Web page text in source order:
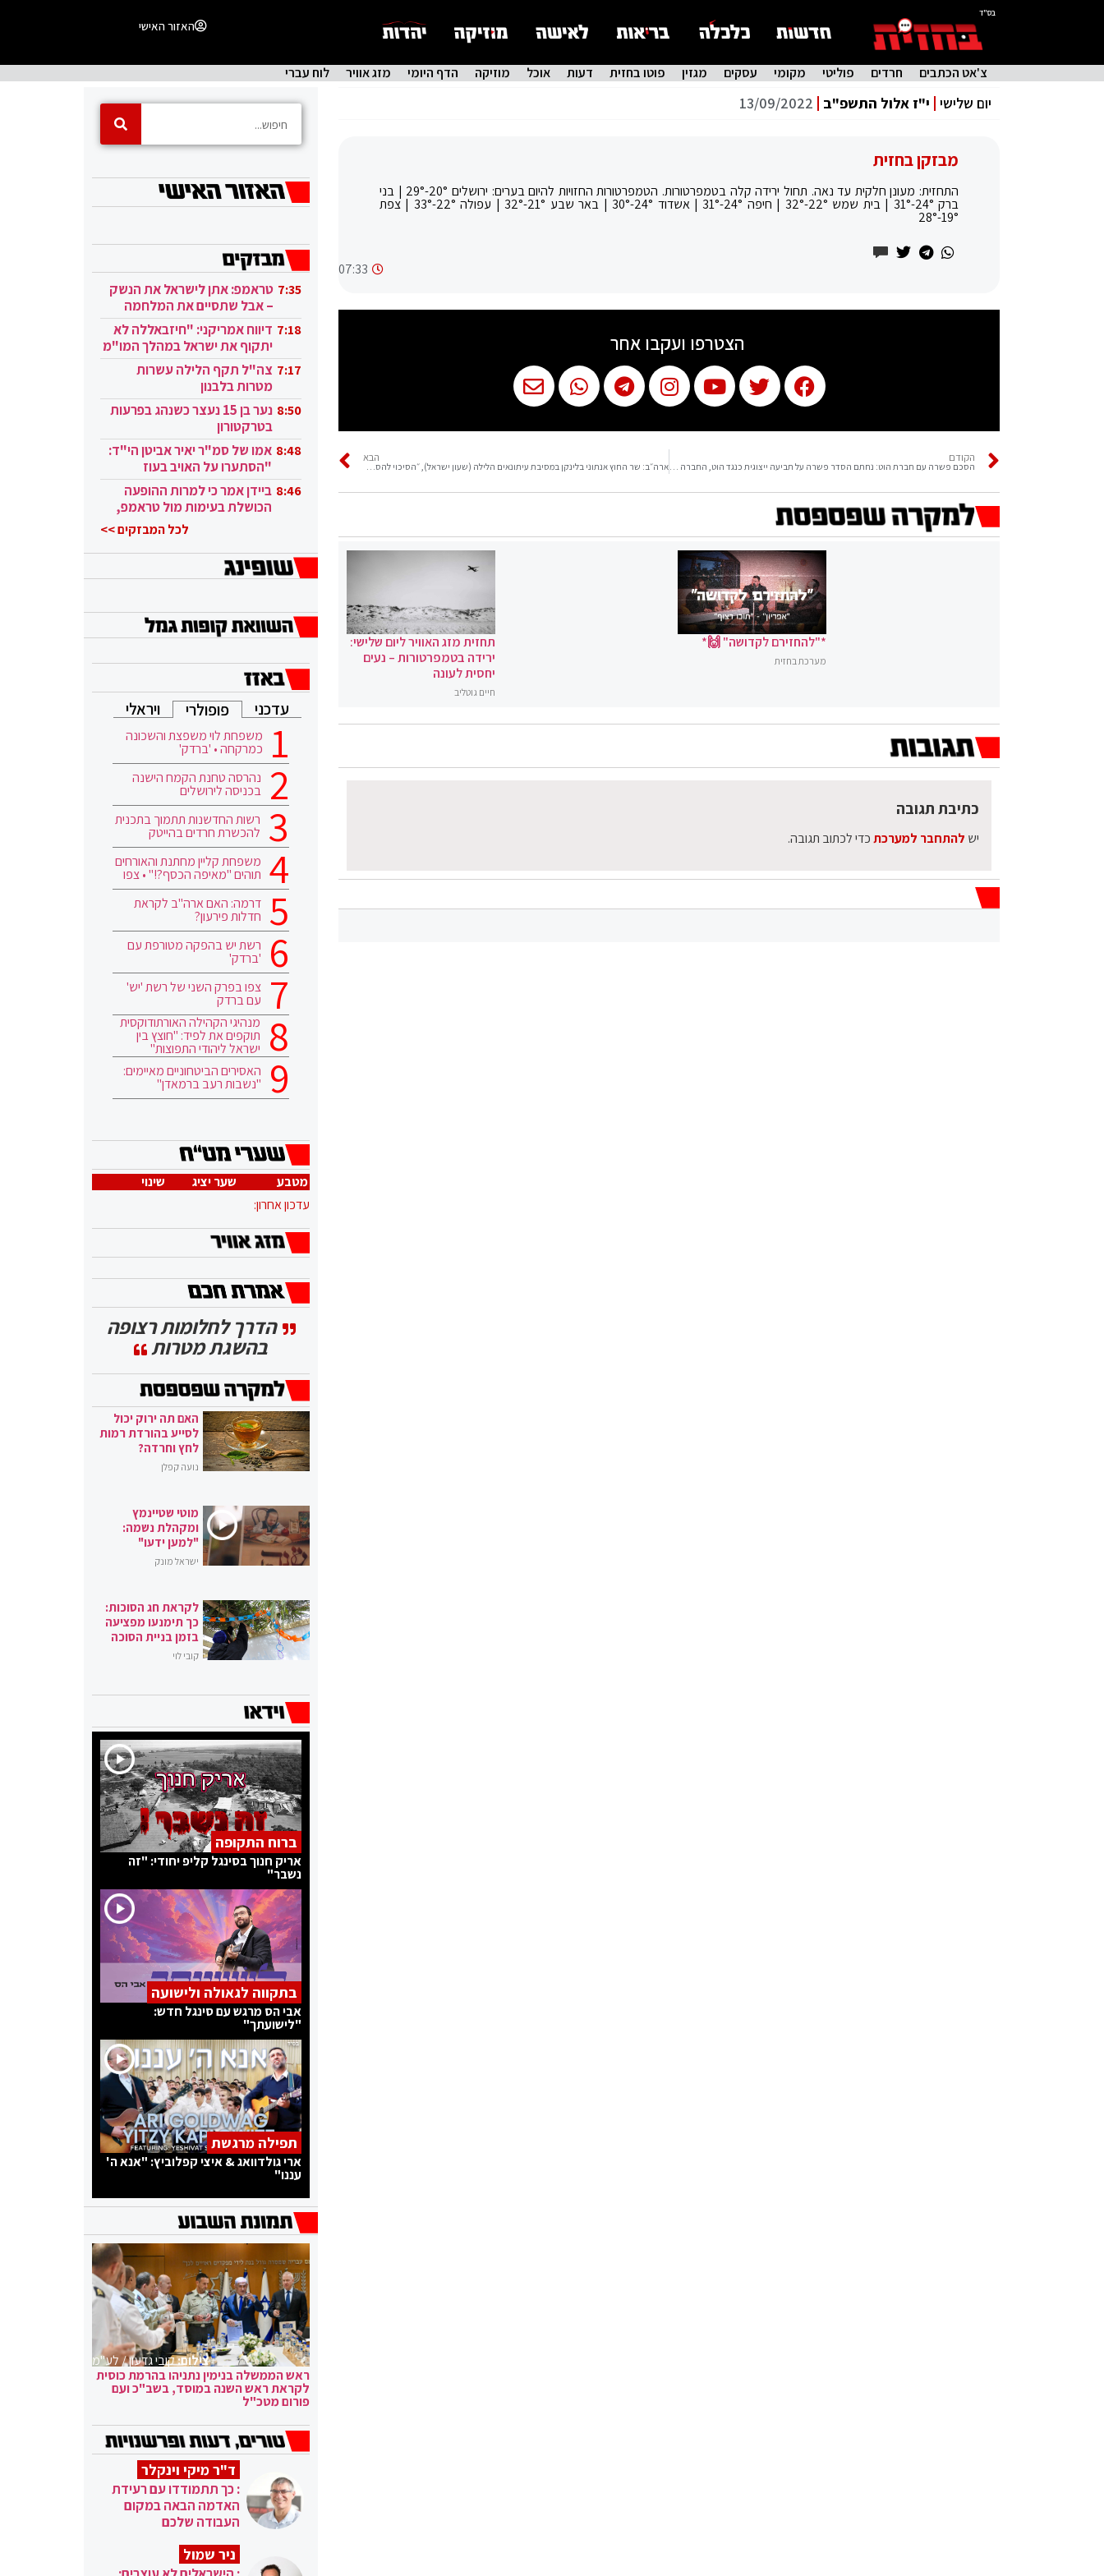
בס"ד
האזור האישי
צ'אט הכתבים חרדים פוליטי מקומי עסקים מגזין פוטו בחזית דעות אוכל מוזיקה הדף היומי מזג אוויר לוח עברי
יום שלישי י"ז אלול התשפ"ב 13/09/2022
מבזקן בחזית
התחזית: מעונן חלקית עד נאה. תחול ירידה קלה בטמפרטורות. הטמפרטורות החזויות להיום בערים: ירושלים 20°-29° | בני
ברק 24°-31° | בית שמש 22°-32° | חיפה 24°-31° | אשדוד 24°-30° | באר שבע 21°-32° | עפולה 22°-33° | צפת
19°-28°
07:33
הצטרפו ועקבו אחר
הקודם
הסכם פשרה עם חברת הוט: נחתם הסדר פשרה על תביעה ייצוגית כנגד הוט, החברה תפצה את לקוחותיה בסכום כולל של 70 מיליון שקל במזומן ועד 153 מיליון שקל בהטבות לצרכן
הבא
ארה״ב: שר החוץ אנתוני בלינקן במסיבת עיתונאים הלילה (שעון ישראל), ״הסיכוי להסכם גרעין עם איראן בזמן הקרוב הוא בלתי סביר״
*"להחזירם לקדושה" 🙌*
מערכת בחזית
תחזית מזג האוויר ליום שלישי:
ירידה בטמפרטורות – נעים
יחסית לעונה
חיים גוטליב
כתיבת תגובה
יש להתחבר למערכתכדי לכתוב תגובה.
7:35 טראמפ: אתן לישראל את הנשק
– אבל שתסיים את המלחמה
בעזה 7:18 דיווח אמריקני: "חיזבאללה לא
יתקוף את ישראל במהלך המו"מ
בקטאר" 7:17 צה"ל תקף הלילה עשרות
מטרות בלבנון
8:50
נער בן 15 נעצר כשנהג בפרעות
בטרקטורון
8:48 אמו של סמ"ר יאיר אביטן הי"ד:
"הסתערו על האויב בעוז
ובגבורה" 8:46 ביידן אמר כי למרות ההופעה
הכושלת בעימות מול טראמפ,
לכל המבזקים >>
עדכני פופולרי ויראלי
משפחת לוי משפצת והשכונה
כמרקחה • 'ברדק'
נהרסה טחנת הקמח הישנה
בכניסה לירושלים
רשות החדשנות תתמוך בתכנית
להכשרת חרדים בהייטק
משפחת קליין מחתנת והאורחים
תוהים "מאיפה הכסף?!" • צפו
דרמה: האם ארה"ב לקראת
חדלות פירעון?
רשת יש בהפקה מטורפת עם
'ברדק'
צפו בפרק השני של רשת 'יש'
עם ברדק
מנהיגי הקהילה האורתודוקסית
תוקפים את לפיד: "חוצץ בין
ישראל ליהודי התפוצות"
האסירים הביטחוניים מאיימים:
"נשבות רעב ברמאדן"
מטבע שער יציג
שינוי
עדכון אחרון:
הדרך לחלומות רצופה
בהשגת מטרות
האם תה ירוק יכול
לסייע בהורדת רמות
לחץ וחרדה?
נועה קפלן
מוטי שטיינמץ
ומקהלת נשמה:
"למען ידעו"
ישראל מונק
לקראת חג הסוכות:
כך תימנעו מפציעה
בזמן בניית הסוכה
קובי לוי
ברוח התקופה
אריק חנוך בסינגל קליפ יחודי: "זה
נשבר"
בתקווה לגאולה ולישועה
אבי הס מרגש עם סינגל חדש:
"לישועתך"
תפילה מרגשת
ארי גולדוואג & איצי קפלוביץ: "אנא ה'
עננו"
צילום:קובי גדעון / לע"מ
ראש הממשלה בנימין נתניהו בהרמת כוסית
לקראת ראש השנה במוסד, בשב"כ ועם
פורום מטכ"ל
ד"ר מיקי וינקלר
: כך תתמודדו עם רעידת
האדמה הבאה במקום
העבודה שלכם
ניר שמול